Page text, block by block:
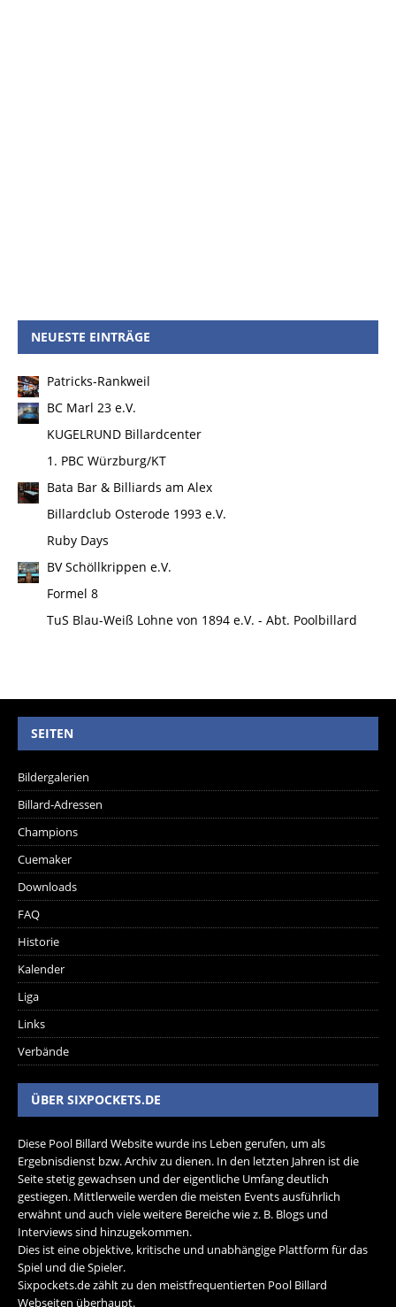
NEUESTE EINTRÄGE
Patricks-Rankweil
BC Marl 23 e.V.
KUGELRUND Billardcenter
1. PBC Würzburg/KT
Bata Bar & Billiards am Alex
Billardclub Osterode 1993 e.V.
Ruby Days
BV Schöllkrippen e.V.
Formel 8
TuS Blau-Weiß Lohne von 1894 e.V. - Abt. Poolbillard
SEITEN
Bildergalerien
Billard-Adressen
Champions
Cuemaker
Downloads
FAQ
Historie
Kalender
Liga
Links
Verbände
ÜBER SIXPOCKETS.DE
Diese Pool Billard Website wurde ins Leben gerufen, um als
Ergebnisdienst bzw. Archiv zu dienen. In den letzten Jahren ist die
Seite stetig gewachsen und der eigentliche Umfang deutlich
gestiegen. Mittlerweile werden die meisten Events ausführlich
erwähnt und auch viele weitere Bereiche wie z. B. Blogs und
Interviews sind hinzugekommen.
Dies ist eine objektive, kritische und unabhängige Plattform für das
Spiel und die Spieler.
Sixpockets.de zählt zu den meistfrequentierten Pool Billard
Webseiten überhaupt.